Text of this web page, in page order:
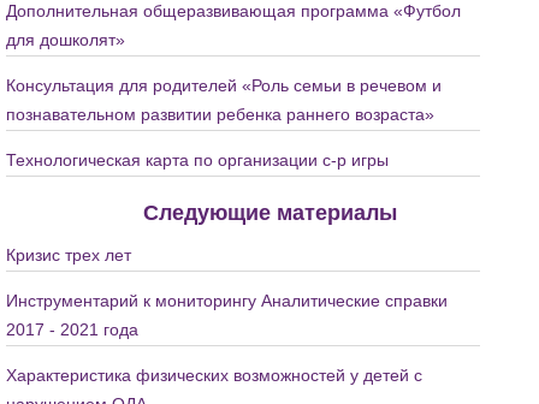
Дополнительная общеразвивающая программа «Футбол
для дошколят»
Консультация для родителей «Роль семьи в речевом и
познавательном развитии ребенка раннего возраста»
Технологическая карта по организации с-р игры
Следующие материалы
Кризис трех лет
Инструментарий к мониторингу Аналитические справки
2017 - 2021 года
Характеристика физических возможностей у детей с